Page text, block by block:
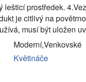
lešticí prostředek.
je citlivý na
musí být uložen
Moderní,Venkovské
Květináče